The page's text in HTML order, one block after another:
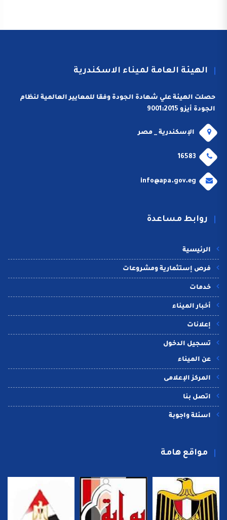
الهيئة العامة لميناء الاسكندرية
حصلت الهيئة علي شهادة الجودة وفقا للمعايير العالمية لنظام
الجودة أيزو 9001:2015
الإسكندرية _ مصر
16583
info@apa.gov.eg
روابط مساعدة
الرئيسية
فرص إستثمارية ومشروعات
خدمات
أخبار الميناء
إعلانات
تسجيل الدخول
عن الميناء
المركز الإعلامى
اتصل بنا
اسئلة واجوبة
مواقع هامة